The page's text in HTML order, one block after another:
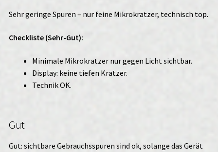
Sehr geringe Spuren – nur feine Mikrokratzer, technisch top.
Checkliste (Sehr-Gut):
Minimale Mikrokratzer nur gegen Licht sichtbar.
Display: keine tiefen Kratzer.
Technik OK.
Gut
Gut: sichtbare Gebrauchsspuren sind ok, solange das Gerät